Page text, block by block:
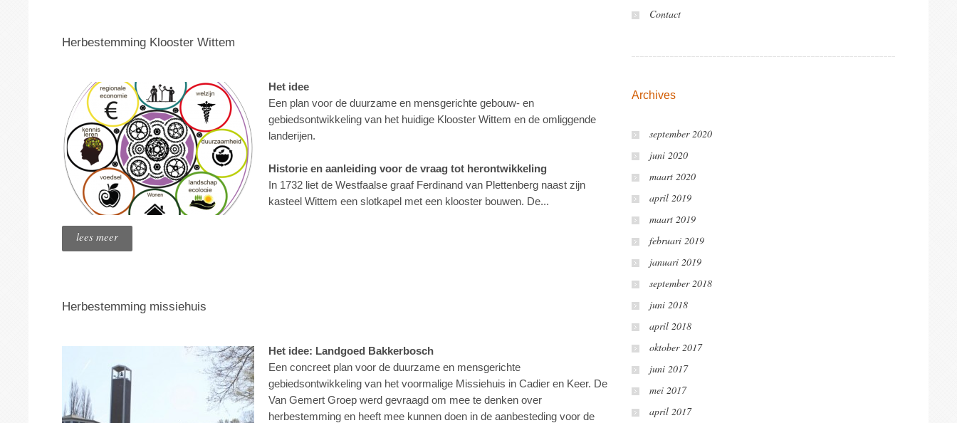
Herbestemming Klooster Wittem
Het idee
Een plan voor de duurzame en mensgerichte gebouw- en
gebiedsontwikkeling van het huidige Klooster Wittem en de omliggende
landerijen.
Historie en aanleiding voor de vraag tot herontwikkeling
In 1732 liet de Westfaalse graaf Ferdinand van Plettenberg naast zijn
kasteel Wittem een slotkapel met een klooster bouwen. De...
lees meer
Herbestemming missiehuis
Het idee: Landgoed Bakkerbosch
Een concreet plan voor de duurzame en mensgerichte
gebiedsontwikkeling van het voormalige Missiehuis in Cadier en Keer. De
Van Gemert Groep werd gevraagd om mee te denken over
herbestemming en heeft mee kunnen doen in de aanbesteding voor de
Contact
Archives
september 2020
juni 2020
maart 2020
april 2019
maart 2019
februari 2019
januari 2019
september 2018
juni 2018
april 2018
oktober 2017
juni 2017
mei 2017
april 2017